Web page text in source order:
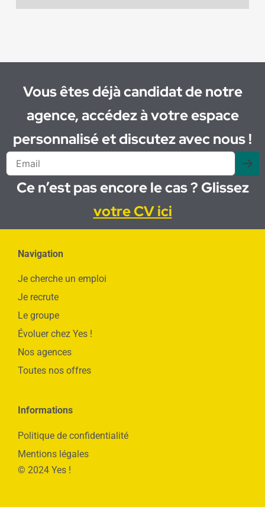
Vous êtes déjà candidat de notre
agence, accédez à votre espace
personnalisé et discutez avec nous !
Ce n’est pas encore le cas ? Glissez
votre CV ici
Navigation
Je cherche un emploi
Je recrute
Le groupe
Évoluer chez Yes !
Nos agences
Toutes nos offres
Informations
Politique de confidentialité
Mentions légales
© 2024 Yes !